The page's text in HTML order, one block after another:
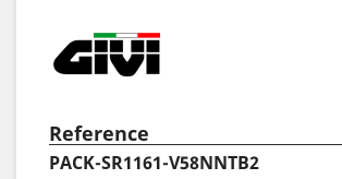
Reference
PACK-SR1161-V58NNTB2